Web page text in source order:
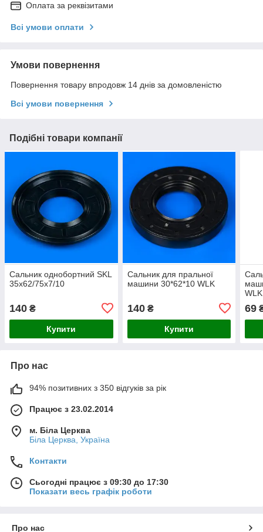
Оплата за реквізитами
Всі умови оплати
Умови повернення
Повернення товару впродовж 14 днів за домовленістю
Всі умови повернення
Подібні товари компанії
Сальник однобортний SKL
35х62/75х7/10
140 ₴
Купити
Сальник для пральної
машини 30*62*10 WLK
140₴
Купити
WLK
69
Про нас
94% позитивних з 350 відгуків за рік
Працює з 23.02.2014
м. Біла Церква
Біла Церква, Україна
Контакти
Сьогодні працює з 09:30 до 17:30
Показати весь графік роботи
Про нас